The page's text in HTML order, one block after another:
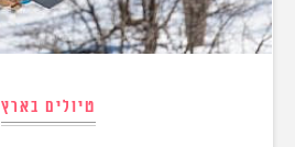
טיולים בארץ